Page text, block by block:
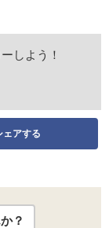
しよう！
ェアする
？